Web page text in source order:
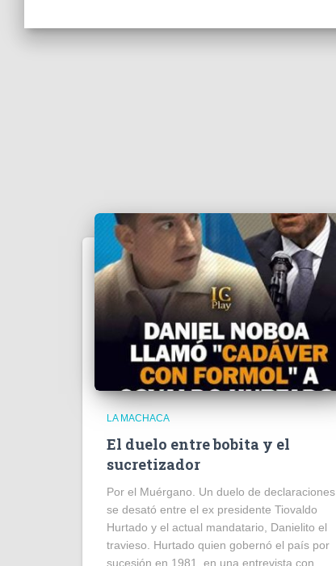
LA MACHACA
El duelo entre bobita y el
sucretizador
Por el Muérgano. Un duelo de declaraciones
se desató entre el ex presidente Tiovaldo
Hurtado y el actual mandatario, Danielito el
travieso. Hurtado quien gobernó el país por
sucesión en 1981, en una entrevista con